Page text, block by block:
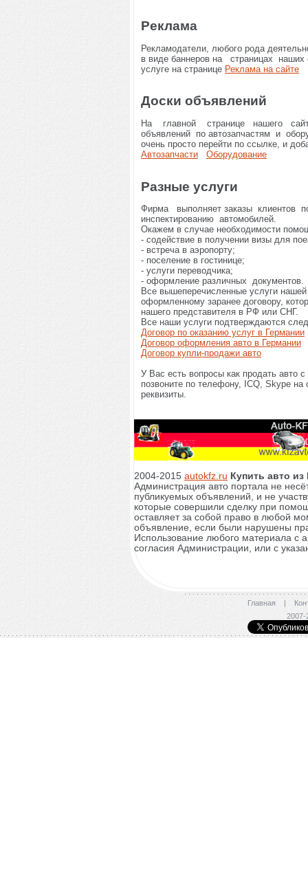
Реклама
Рекламодатели, любого рода
в виде баннеров на страницах наших
услуге на странице Реклама на сайте
Доски объявлений
На главной странице нашего
объявлений по автозапчастям и
очень просто перейти по ссылке, и
Автозапчасти
Оборудование
Разные услуги
Фирма выполняет заказы клиентов
инспектированию автомобилей.
Окажем в случае необходимости
- содействие в получении визы для
- встреча в аэропорту;
- поселение в гостинице;
- услуги переводчика;
- оформление различных документов.
Все вышеперечисленные услуги
оформленному заранее договору,
нашего представителя в РФ или СНГ.
Все наши услуги подтверждаются
Договор по оказанию услуг в Германии
Договор оформления авто в Германии
Договор купли-продажи авто
У Вас есть вопросы как продать авто
позвоните по телефону, ICQ, Skype на
реквизиты.
2004-2015 autokfz.ru Купить авто
Администрация авто портала не
публикуемых объявлений, и не
которые совершили сделку при
оставляет за собой право в любой
объявление, если были нарушены
Использование любого материала с
согласия Администрации, или с
Главная |
2007-